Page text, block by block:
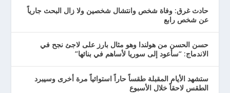
حادث غرق: وفاة شخص وانتشال شخصين ولا زال البحث جارياً
عن شخص رابع
حسن الحسن من هولندا وهو مثال بارز على لاجئ نجح في
الاندماج: “سأعود إلى سوريا لأساهم في بنائها”
ستشهد الأيام المقبلة طقساً حاراً استوائياً مرة أخرى وسيبرد
الطقس لاحقاً خلال الأسبوع